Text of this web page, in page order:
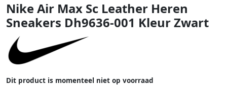
Nike Air Max Sc Leather Heren
Sneakers Dh9636-001 Kleur Zwart
Dit product is momenteel niet op voorraad